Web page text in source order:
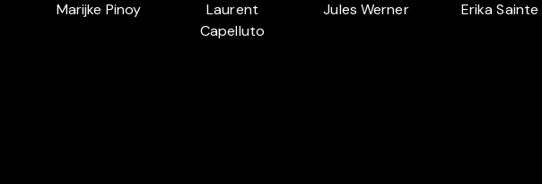
Marijke Pinoy
Laurent
Capelluto
Jules Werner Erika Sainte